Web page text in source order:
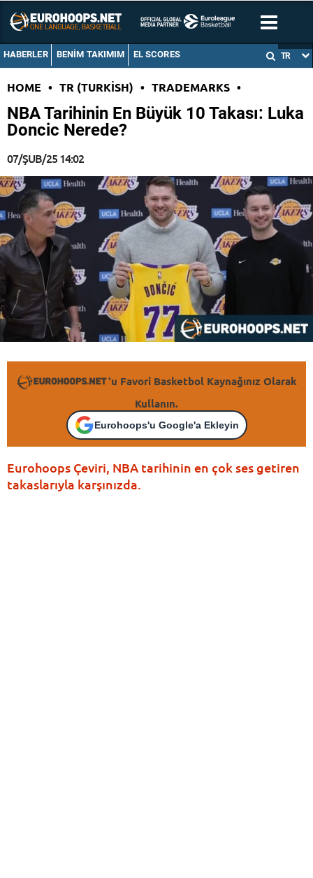
HABERLER BENIM TAKIMIM EL SCORES TR
HOME • TR (TURKISH) • TRADEMARKS •
NBA Tarihinin En Büyük 10 Takası: Luka
Doncic Nerede?
07/ŞUB/25 14:02
'u Favori Basketbol Kaynağınız Olarak
Kullanın.
Eurohoops'u Google'a Ekleyin
Eurohoops Çeviri, NBA tarihinin en çok ses getiren
takaslarıyla karşınızda.